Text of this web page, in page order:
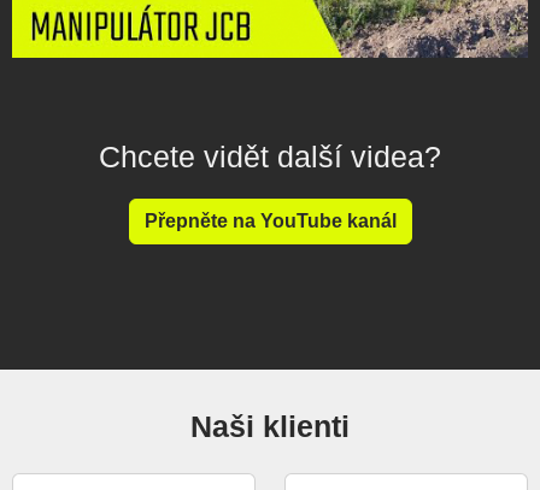
Chcete vidět další videa?
Přepněte na YouTube kanál
Naši klienti